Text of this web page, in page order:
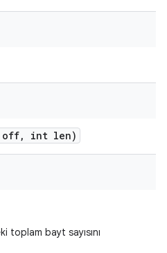
, int len)
toplam bayt sayısını